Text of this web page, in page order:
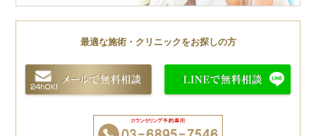
最適な施術・クリニックをお探しの方